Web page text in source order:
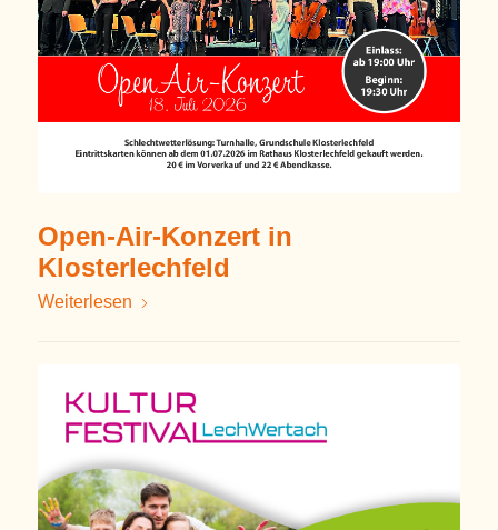
Open-Air-Konzert in
Klosterlechfeld
Weiterlesen